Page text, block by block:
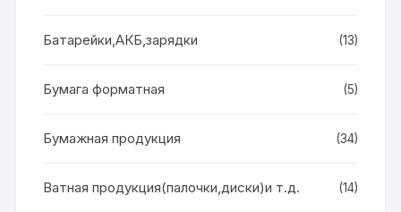
Батарейки,АКБ,зарядки (13)
Бумага форматная (5)
Бумажная продукция (34)
Ватная продукция(палочки,диски)и т.д. (14)